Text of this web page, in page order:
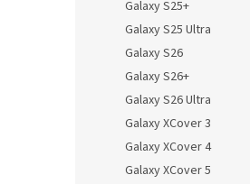
Galaxy S25+
Galaxy S25 Ultra
Galaxy S26
Galaxy S26+
Galaxy S26 Ultra
Galaxy XCover 3
Galaxy XCover 4
Galaxy XCover 5